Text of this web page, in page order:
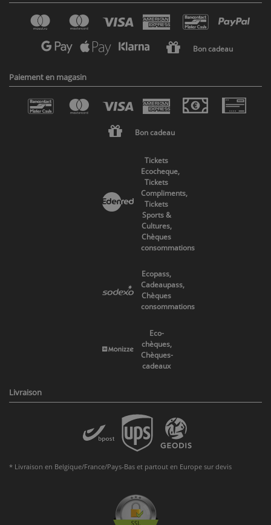
Bon cadeau
Paiement en magasin
Bon cadeau
Tickets
Ecocheque,
Tickets
Compliments,
Tickets
Sports &
Cultures,
Chèques
consommations
Ecopass,
Cadeaupass,
Chèques
consommations
Eco-
chèques,
Chèques-
cadeaux
Livraison
* Livraison en Belgique/France/Pays-Bas et partout en Europe sur devis